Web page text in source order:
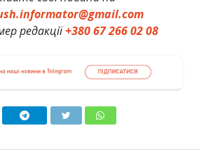
редакції+380 67 266 02 08